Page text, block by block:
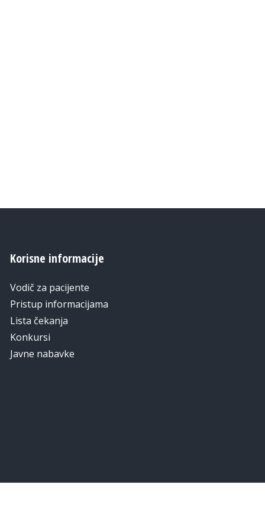
Korisne informacije
Vodič za pacijente
Pristup informacijama
Lista čekanja
Konkursi
Javne nabavke